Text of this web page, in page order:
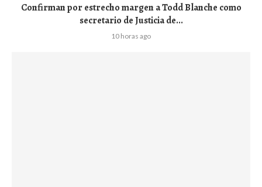
Confirman por estrecho margen a Todd Blanche como
secretario de Justicia de...
10 horas ago